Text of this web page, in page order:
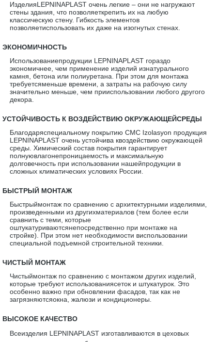
ИзделияLEPNINAPLAST очень легкие – они не нагружают
стены здания, что позволяеткрепить их на любую
классическую стену. Гибкость элементов
позволяетиспользовать их даже на изогнутых стенах.
ЭКОНОМИЧНОСТЬ
Использованиепродукции LEPNINAPLAST гораздо
экономичнее, чем применение изделий изнатурального
камня, бетона или полиуретана. При этом для монтажа
требуетсяменьше времени, а затраты на рабочую силу
значительно меньше, чем прииспользовании любого другого
декора.
УСТОЙЧИВОСТЬ К ВОЗДЕЙСТВИЮ ОКРУЖАЮЩЕЙСРЕДЫ
Благодаряспециальному покрытию CMC Izolasyon продукция
LEPNINAPLAST очень устойчива квоздействию окружающей
среды. Химический состав покрытия гарантирует
полнуювлагонепроницаемость и максимальную
долговечность при использовании нашейпродукции в
сложных климатических условиях России.
БЫСТРЫЙ МОНТАЖ
Быстрыймонтаж по сравнению с архитектурными изделиями,
произведенными из другихматериалов (тем более если
сравнить с теми, которые
оштукатуриваютсянепосредственно при монтаже на
стройке). При этом нет необходимости виспользовании
специальной подъемной строительной техники.
ЧИСТЫЙ МОНТАЖ
Чистыймонтаж по сравнению с монтажом других изделий,
которые требуют использованиясеток и штукатурок. Это
особенно важно при обновлении фасадов, так как не
загрязняютсяокна, жалюзи и кондиционеры.
ВЫСОКОЕ КАЧЕСТВО
Всеизделия LEPNINAPLAST изготавливаются в цеховых